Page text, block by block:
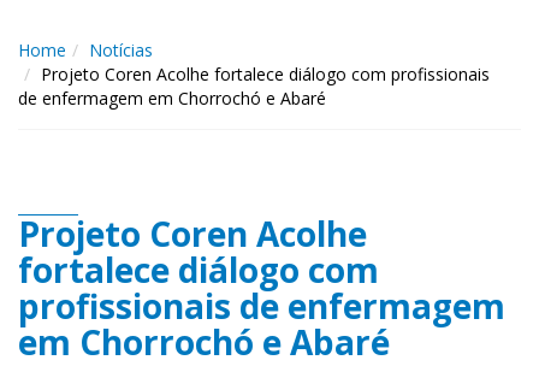
Home
Notícias
Projeto Coren Acolhe fortalece diálogo com profissionais
de enfermagem em Chorrochó e Abaré
Projeto Coren Acolhe
fortalece diálogo com
profissionais de enfermagem
em Chorrochó e Abaré